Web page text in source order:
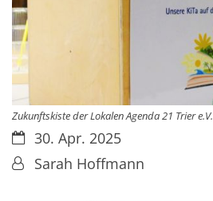
Zukunftskiste der Lokalen Agenda 21 Trier e.V.
Datum:
30. Apr. 2025
Von:Sarah Hoffmann